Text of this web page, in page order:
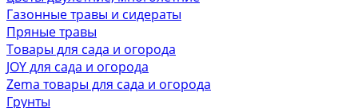
Газонные травы и сидераты
Пряные травы
Товары для сада и огорода
JOY для сада и огорода
Zema товары для сада и огорода
Грунты